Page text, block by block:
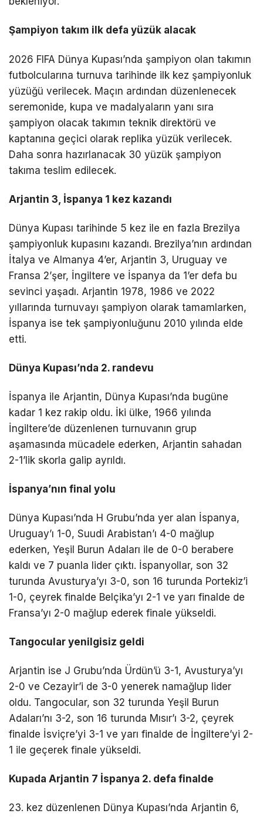
Şampiyon takım ilk defa yüzük alacak
2026 FIFA Dünya Kupası’nda şampiyon olan takımın
futbolcularına turnuva tarihinde ilk kez şampiyonluk
yüzüğü verilecek. Maçın ardından düzenlenecek
seremonide, kupa ve madalyaların yanı sıra
şampiyon olacak takımın teknik direktörü ve
kaptanına geçici olarak replika yüzük verilecek.
Daha sonra hazırlanacak 30 yüzük şampiyon
takıma teslim edilecek.
Arjantin 3, İspanya 1 kez kazandı
Dünya Kupası tarihinde 5 kez ile en fazla Brezilya
şampiyonluk kupasını kazandı. Brezilya’nın ardından
İtalya ve Almanya 4’er, Arjantin 3, Uruguay ve
Fransa 2’şer, İngiltere ve İspanya da 1’er defa bu
sevinci yaşadı. Arjantin 1978, 1986 ve 2022
yıllarında turnuvayı şampiyon olarak tamamlarken,
İspanya ise tek şampiyonluğunu 2010 yılında elde
etti.
Dünya Kupası’nda 2. randevu
İspanya ile Arjantin, Dünya Kupası’nda bugüne
kadar 1 kez rakip oldu. İki ülke, 1966 yılında
İngiltere’de düzenlenen turnuvanın grup
aşamasında mücadele ederken, Arjantin sahadan
2-1’lik skorla galip ayrıldı.
İspanya’nın final yolu
Dünya Kupası’nda H Grubu’nda yer alan İspanya,
Uruguay’ı 1-0, Suudi Arabistan’ı 4-0 mağlup
ederken, Yeşil Burun Adaları ile de 0-0 berabere
kaldı ve 7 puanla lider çıktı. İspanyollar, son 32
turunda Avusturya’yı 3-0, son 16 turunda Portekiz’i
1-0, çeyrek finalde Belçika’yı 2-1 ve yarı finalde de
Fransa’yı 2-0 mağlup ederek finale yükseldi.
Tangocular yenilgisiz geldi
Arjantin ise J Grubu’nda Ürdün’ü 3-1, Avusturya’yı
2-0 ve Cezayir’i de 3-0 yenerek namağlup lider
oldu. Tangocular, son 32 turunda Yeşil Burun
Adaları’nı 3-2, son 16 turunda Mısır’ı 3-2, çeyrek
finalde İsviçre’yi 3-1 ve yarı finalde de İngiltere’yi 2-
1 ile geçerek finale yükseldi.
Kupada Arjantin 7 İspanya 2. defa finalde
23. kez düzenlenen Dünya Kupası’nda Arjantin 6,